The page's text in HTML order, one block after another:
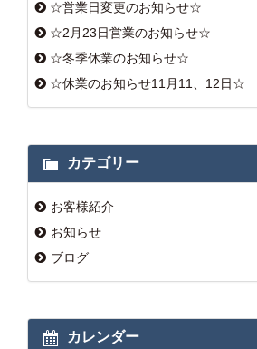
☆営業日変更のお知らせ☆
☆2月23日営業のお知らせ☆
☆冬季休業のお知らせ☆
☆休業のお知らせ11月11、12日☆
カテゴリー
お客様紹介
お知らせ
ブログ
カレンダー